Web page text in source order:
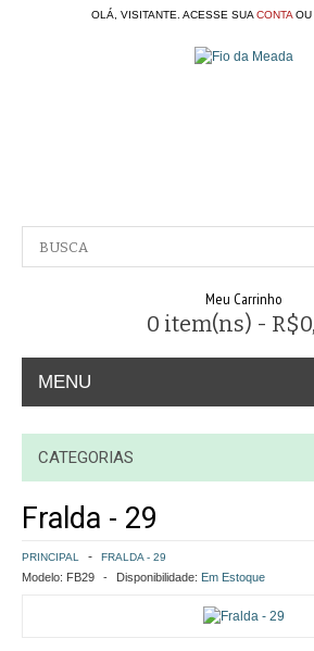
OLÁ, VISITANTE. ACESSE SUA CONTAOU
Meu Carrinho
0 item(ns) -
MENU
A EMPRESA
CONTATO
COMO COMPRAR
POLÍTICA DE FRETE GRÁTIS
CATEGORIAS
Fralda - 29
PRINCIPAL FRALDA - 29
Modelo: FB29 Disponibilidade: Em Estoque